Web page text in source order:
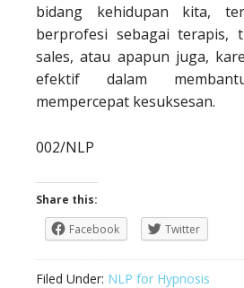
bidang kehidupan kita,
berprofesi sebagai terapis,
sales, atau apapun juga,
efektif dalam
mempercepat kesuksesan.
002/NLP
Share this:
Facebook
Twitter
Filed Under: NLP for Hypnosis